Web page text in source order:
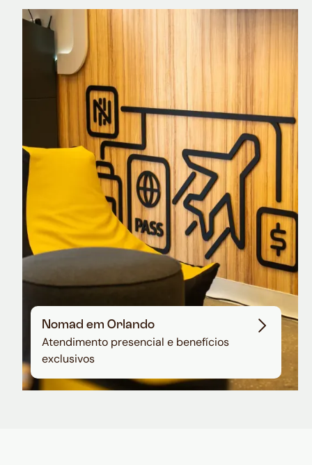
Nomad Explorer
Cartão de crédito brasileiro com cashback
em dólar
Nomad em Orlando
Atendimento presencial e benefícios
exclusivos